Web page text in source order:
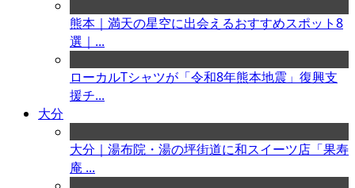
熊本｜満天の星空に出会えるおすすめスポット8
選｜...
ローカルTシャツが「令和8年熊本地震」復興支
援チ...
大分
大分｜湯布院・湯の坪街道に和スイーツ店「果寿
庵 ...